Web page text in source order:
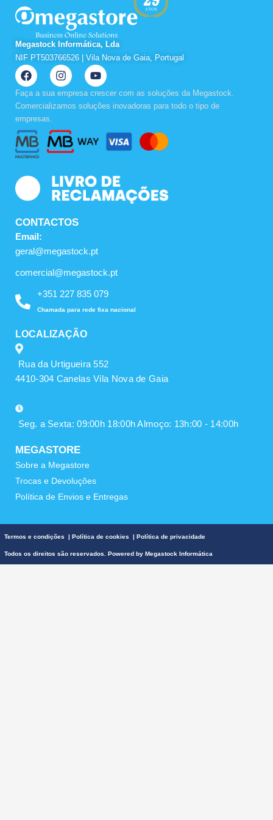
Megastock Informática, Lda
NIF PT503766526 | Vila Nova de Gaia, Portugal
F
a
c
e
o
o
k
I
n
s
t
r
a
m
Y
o
u
t
u
e
Faça a sua empresa crescer com as soluções da Megastock.
Comercializamos soluções inovadoras para todo o tipo de
empresas.
CONTACTOS
Email:
geral@megastock.pt
comercial@megastock.pt
+351 227 835 079
Chamada para rede fixa nacional
LOCALIZAÇÃO
Rua da Urtigueira 552
4410-304 Canelas Vila Nova de Gaia
Seg. a Sexta: 09:00h 18:00h Almoço: 13h:00 - 14:00h
MEGASTORE
Sobre a Megastore
Trocas e Devoluções
Política de Envios e Entregas
Termos e condições | Política de cookies | Política de privacidade
Todos os direitos são reservados. Powered by Megastock Informática